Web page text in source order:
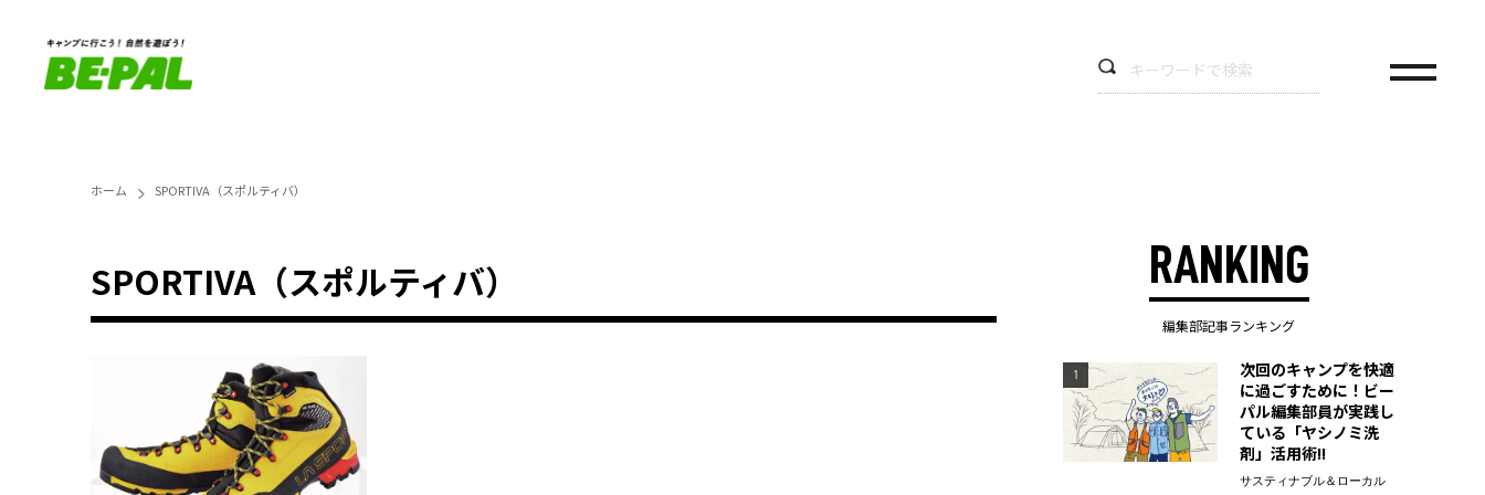
ホーム SPORTIVA（スポルティバ）
SPORTIVA（スポルティバ） RANKING
編集部記事ランキング
1
次回のキャンプを快適
に過ごすために！ビー
パル編集部員が実践し
ている「ヤシノミ洗
剤」活用術!!
サスティナブル＆ローカル